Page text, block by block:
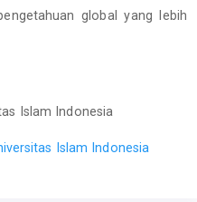
global yang lebih
Islam Indonesia
Islam Indonesia